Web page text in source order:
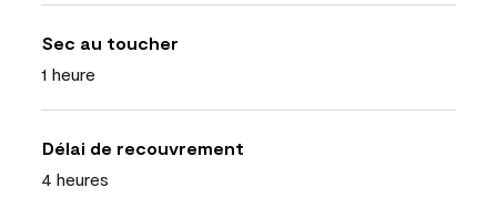
Sec au toucher
1 heure
Délai de recouvrement
4 heures